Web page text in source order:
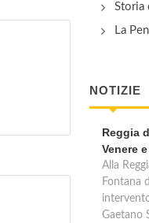
Storia
La
NOTIZIE
Reggia
Venere
Alla
Fontana
Gaetano